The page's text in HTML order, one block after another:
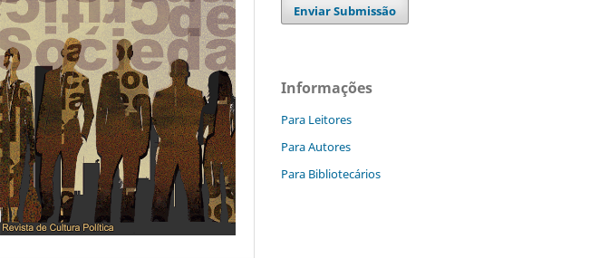
Enviar Submissão
Informações
Para Leitores
Para Autores
Para Bibliotecários